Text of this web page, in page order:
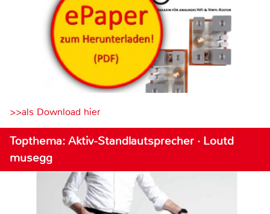
>>als Download hier
Topthema: Aktiv-Standlautsprecher · Loutd
musegg